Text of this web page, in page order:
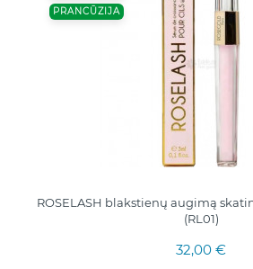
PRANCŪZIJA
ROSELASH blakstienų augimą
(RL01)
32,00 €